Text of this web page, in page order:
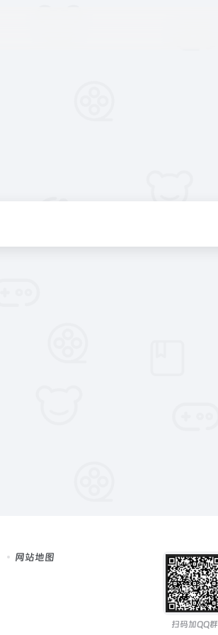
网站地图
扫码加QQ群